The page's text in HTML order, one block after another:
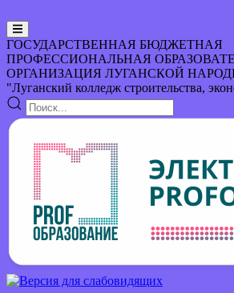
ГОСУДАРСТВЕННАЯ БЮДЖЕТНАЯ
ПРОФЕССИОНАЛЬНАЯ
ОРГАНИЗАЦИЯ ЛУГАНСКОЙ
"Луганский колледж строительства,